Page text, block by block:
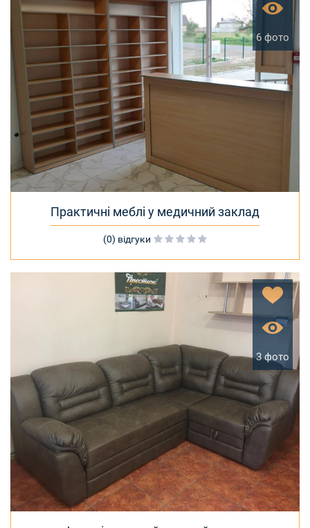
Практичні меблі у медичний заклад
(0) відгуки
6 фото
3 фото